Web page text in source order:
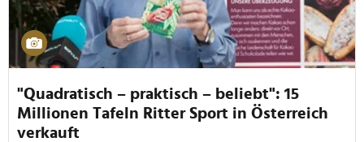
"Quadratisch – praktisch – beliebt": 15
Millionen Tafeln Ritter Sport in Österreich
verkauft